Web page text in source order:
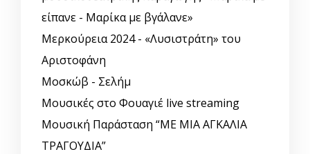
είπανε - Μαρίκα με βγάλανε»
Μερκούρεια 2024 - «Λυσιστράτη» του
Αριστοφάνη
Μοσκώβ - Σελήμ
Μουσικές στο Φουαγιέ live streaming
Μουσική Παράσταση “ΜΕ ΜΙΑ ΑΓΚΑΛΙΑ
ΤΡΑΓΟΥΔΙΑ”